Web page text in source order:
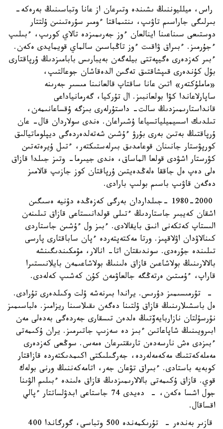
راس، ميلليوننىڭ ىشىندە وتىرعان از عانا وتباسىنىڭ بەرەكە-
بىرلىگى جاراسىم تاۋىپ، ىنتىماقتا ءومىر سۇرەتىنىن ۇلتتار
دوستىعى سىناعىنا اينالعان ءوز جەرىمىزدە تالاي كورىپ، ءبىلىپ
ءجۇرمىز. ءبىراق ۋاقىت ءوز تاڭباسىن سالماي قويمايدى ەكەن.
ءبىر كەزدەرى ەگيپەتتى بيلەگەن بەيبارىس بابامىزدىڭ ۇرپاقتارى
بۇل كۇندەرى قىپشاقتىق تەگىن الدەقاشان جوعالتىپ،
«ماملۇكتەر» اتىن عانا ساقتاپ قالعانىنا مىسىر جەرىنە
ساپارلاعاندا كۋا بولعانبىز. ال تۇركيا، گەرمانياداعى
قانداستارىمىزدىڭ سالت- داستۇرلەرى بىزگە ۇقساعانىمەن،
تىلدىك اسسيميلياتسياعا ۇشىراعان. ەندى سولاردان قال- عان
ۇرپاقتىڭ بەتىن بەرى بۇرۋ ءۇشىن شەتەلدەردەگى ديپلوماتيالىق
كورپۋستار جانىنان قوعامدىق بىرلەستىكتەر، ءتىل ۇيرەتەتىن
كۋرستار اشۋدى قولعا الماساق، ەندى جيىرما- وتىز جىلدا قازاق
ەلى دەپ ەل جاققا ەلەڭدەيتىن ۇرپاقتان كوز جازىپ قالامىز
دەگەن قاۋىپ باسىم بولىپ بارادى.
1980-2000 -جىلداردان بەرگى كەزەڭدە دۇنيە ەسىگىن
اشقان كەيبىر جاستاردىڭ ءتىلى قولدانىستاعى قازاق تىلىنەن
الىستاپ كەتكەنى انىق بايقالادى. ءبىز ول ءۇشىن جاستاردى
كىنالاۋدان اۋلاقپىز. ورتا مەكتەپتەردە ءپان ساباقتارى پارسى
تىلىندە جۇرەدى. سوندىقتان اتا- انالار، مۇمكىندىگىنشە
بالالارىنىڭ بولاشاعىن قازاق ەلىنىڭ بولاشاعىمەن بايلانىستىرا
قاراپ، ءۇمىتىن ەرتەڭگە جالعاۋمەن كۇن كەشىپ كەلەدى.
- تۇرمىسىمىز دۇرىس. يراندا بىرنەشە ۇلت وكىلدەرى تۇرادى.
ەل باسشىلارىنىڭ قازاق ۇلتىنا دەگەن ىقىلاسىنا ريزامىز. ەلباسىمىز
نۇرسۇلتان نازاربايەۆتىڭ ەلدەن تىسقارى جەردەگى بەدەلى مەن
ابىرويىنىڭ شاپاعاتىن ءبىز دە سەزىپ جاتىرمىز. يران ۇكىمەتى
ءبىزدى ەش نارسەدەن تارىقتىرعان ەمەس. سوڭعى كەزدەرى
مەملەكەتتىك مەكەمەلەردە، جەرگىلىكتى اكىمدىكتەردە قازاقتار
كوبەيە باستادى. ءبىراق تۋعان جەر، اتامەكەننىڭ ورنى بولەك
قوي. قازاق ۇكىمەتى بالالارىمىزدىڭ قازاق ەلىندە ءبىلىم الۋىنا
جول اشسا ەكەن، - دەيدى 74 جاستاعى ابدۋلساتتار ءپالي
اقساقال.
قازىر بەندەر - تۇرىكمەندە 500 وتباسى، گورگاندا 400